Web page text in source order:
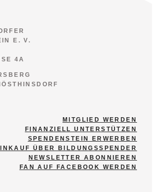
E. V.
4A
MITGLIED WERDEN
FINANZIELL UNTERSTÜTZEN
SPENDENSTEIN ERWERBEN
ÜBER BILDUNGSSPENDER
NEWSLETTER ABONNIEREN
FAN AUF FACEBOOK WERDEN